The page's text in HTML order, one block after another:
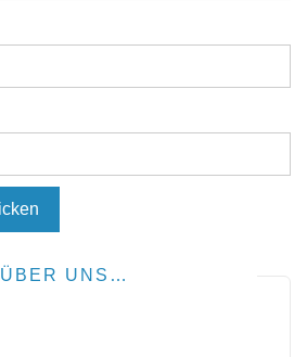
ÜBER UNS…